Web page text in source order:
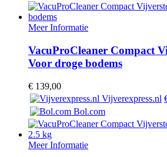
Meer Informatie
VacuProCleaner Compact
Voor droge bodems
€ 139,00
Vijverexpress.nl
Bol.com
Meer Informatie